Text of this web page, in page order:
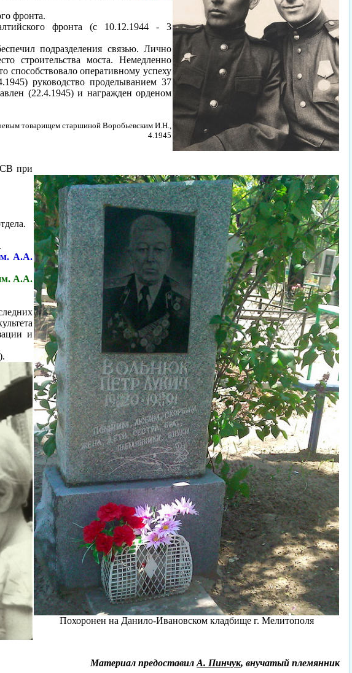
фронта.
фронта (с 10.12.1944 - 3
подразделения связью. Лично
строительства моста. Немедленно
способствовало оперативному успеху
руководство проделыванием 37
(22.4.1945) и награжден орденом
товарищем старшиной Воробьевским И.Н.,
4.1945
СВ при
А.А.
А.А.
и
Похоронен на Данило-Ивановском кладбище г. Мелитополя
Материал предоставил А. Пинчук, внучатый племянник